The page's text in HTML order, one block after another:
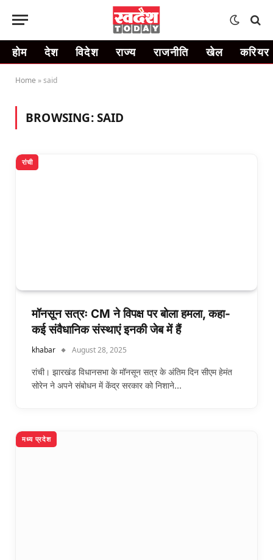
होम देश विदेश राज्य राजनीति खेल करियर
Home »said
BROWSING:SAID
रांची
मॉनसून सत्रः CM ने विपक्ष पर बोला हमला, कहा-
कई संवैधानिक संस्थाएं इनकी जेब में हैं
khabar August 28, 2025
रांची। झारखंड विधानसभा के मॉनसून सत्र के अंतिम दिन सीएम हेमंत
सोरेन ने अपने संबोधन में केंद्र सरकार को निशाने…
मध्य प्रदेश